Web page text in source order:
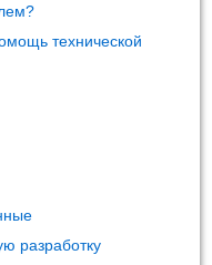
технической
разработку